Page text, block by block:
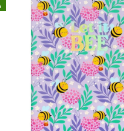
SILIKONOVÁ VODNÍ BOMBA -
(ZNOVUPOUŽITELNÁ) |